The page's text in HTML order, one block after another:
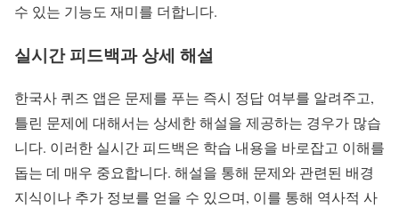
수 있는 기능도 재미를 더합니다.
실시간 피드백과 상세 해설
한국사 퀴즈 앱은 문제를 푸는 즉시 정답 여부를 알려주고,
틀린 문제에 대해서는 상세한 해설을 제공하는 경우가 많습
니다. 이러한 실시간 피드백은 학습 내용을 바로잡고 이해를
돕는 데 매우 중요합니다. 해설을 통해 문제와 관련된 배경
지식이나 추가 정보를 얻을 수 있으며, 이를 통해 역사적 사